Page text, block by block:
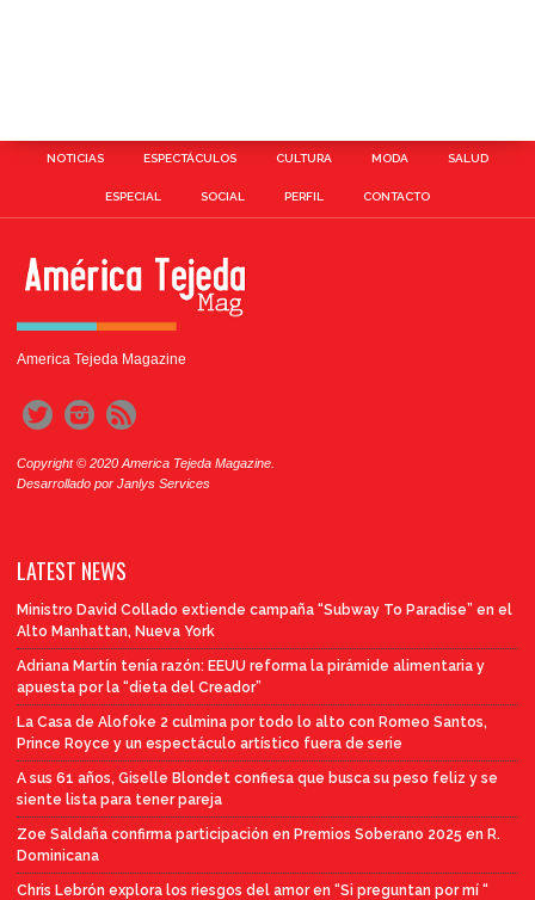
NOTICIAS ESPECTÁCULOS CULTURA MODA SALUD
ESPECIAL SOCIAL PERFIL CONTACTO
America Tejeda Magazine
Copyright © 2020 America Tejeda Magazine.
Desarrollado por Janlys Services
LATEST NEWS
Ministro David Collado extiende campaña “Subway To Paradise” en el
Alto Manhattan, Nueva York
Adriana Martín tenía razón: EEUU reforma la pirámide alimentaria y
apuesta por la “dieta del Creador”
La Casa de Alofoke 2 culmina por todo lo alto con Romeo Santos,
Prince Royce y un espectáculo artístico fuera de serie
A sus 61 años, Giselle Blondet confiesa que busca su peso feliz y se
siente lista para tener pareja
Zoe Saldaña confirma participación en Premios Soberano 2025 en R.
Dominicana
Chris Lebrón explora los riesgos del amor en “Si preguntan por mí “